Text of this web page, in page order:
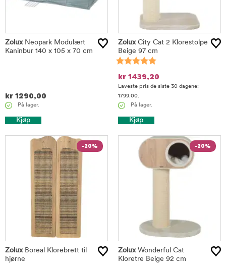
ZoluxNeopark Modulært
Kaninbur 140 x 105 x 70 cm
kr 1290,00
På lager.
Kjøp
ZoluxCity Cat 2 Klorestolpe
Beige 97 cm
kr 1439,20
Laveste pris de siste 30 dagene:
1799.00.
På lager.
Kjøp
-20%
ZoluxBoreal Klorebrett til
hjørne
-20%
ZoluxWonderful Cat
Kloretre Beige 92 cm